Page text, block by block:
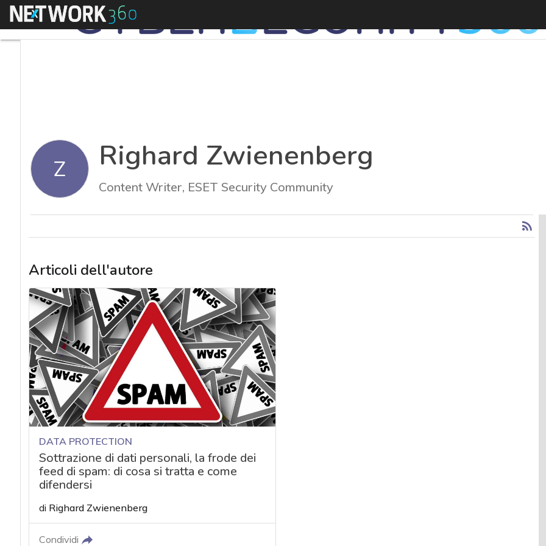
Menu
Z Righard Zwienenberg
Content Writer, ESET Security Community
Articoli dell'autore
DATA PROTECTION
Sottrazione di dati personali, la frode dei
feed di spam: di cosa si tratta e come
difendersi
di Righard Zwienenberg
Condividi